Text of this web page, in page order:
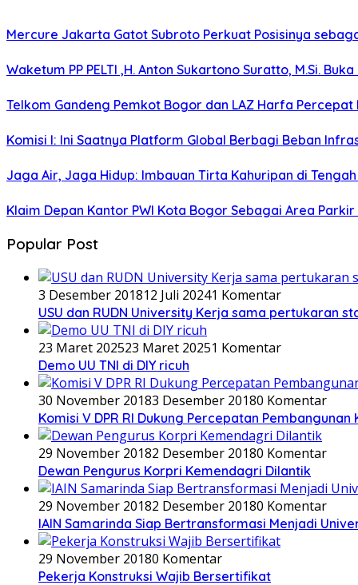
Mercure Jakarta Gatot Subroto Perkuat Posisinya
Waketum PP PELTI ,H. Anton Sukartono Suratto, M.Si.
Telkom Gandeng Pemkot Bogor dan LAZ Harfa
Komisi I: Ini Saatnya Platform Global Berbagi Beban
Jaga Air, Jaga Hidup: Imbauan Tirta Kahuripan di
Klaim Depan Kantor PWI Kota Bogor Sebagai Area
Popular Post
3 Desember 201812 Juli 20241 Komentar
USU dan RUDN University Kerja sama pertukaran
23 Maret 202523 Maret 20251 Komentar
Demo UU TNI di DIY ricuh
30 November 20183 Desember 20180 Komentar
Komisi V DPR RI Dukung Percepatan
29 November 20182 Desember 20180 Komentar
Dewan Pengurus Korpri Kemendagri Dilantik
29 November 20182 Desember 20180 Komentar
IAIN Samarinda Siap Bertransformasi Menjadi
29 November 20180 Komentar
Pekerja Konstruksi Wajib Bersertifikat